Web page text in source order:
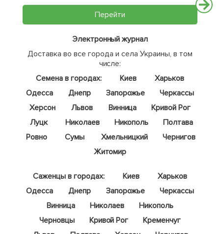
Перейти
Электронный журнал
Доставка во все города и села Украины, в том
числе:
Семена в городах:
Киев
Харьков
Одесса
Днепр Запорожье
Черкассы
Херсон
Львов Винница
Кривой Рог
Луцк
Николаев Никополь
Полтава
Ровно
Сумы Хмельницкий
Чернигов
Житомир
Саженцы в городах: Киев
Харьков
Одесса
Днепр Запорожье
Черкассы
Винница
Николаев
Никополь
Черновцы
Кривой Рог
Кременчуг